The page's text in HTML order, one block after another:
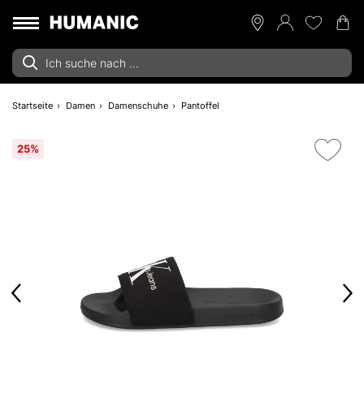
Startseite Damen Damenschuhe Pantoffel
25%